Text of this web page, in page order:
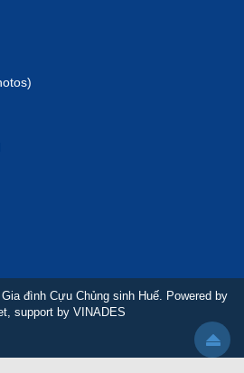
đình Cựu Chủng sinh Huế. Powered by
, support by VINADES